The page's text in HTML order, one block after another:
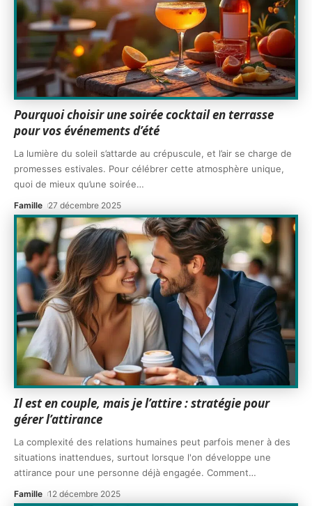
Pourquoi choisir une soirée cocktail en terrasse
pour vos événements d’été
La lumière du soleil s’attarde au crépuscule, et l’air se charge de
promesses estivales. Pour célébrer cette atmosphère unique,
quoi de mieux qu’une soirée…
Famille 27 décembre 2025
Il est en couple, mais je l’attire : stratégie pour
gérer l’attirance
La complexité des relations humaines peut parfois mener à des
situations inattendues, surtout lorsque l'on développe une
attirance pour une personne déjà engagée. Comment…
Famille 12 décembre 2025